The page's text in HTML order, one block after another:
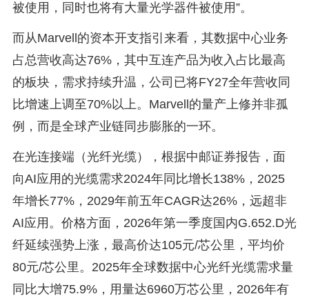
被使用，同时也将有大量光学器件被使用”。
而从Marvell的资本开支指引来看，其数据中心业务
占总营收高达76%，其中互连产品为收入占比最高
的板块，需求持续升温，公司已将FY27全年营收同
比增速上调至70%以上。Marvell的量产上修并非孤
例，而是全球产业链同步膨胀的一环。
在光连接端（光纤光缆），根据中邮证券报告，面
向AI应用的光缆需求2024年同比增长138%，2025
年增长77%，2029年前五年CAGR达26%，远超非
AI应用。价格方面，2026年第一季度国内G.652.D光
纤延续强势上涨，最高价达105元/芯公里，平均价
80元/芯公里。2025年全球数据中心光纤光缆需求量
同比大增75.9%，用量达6960万芯公里，2026年有